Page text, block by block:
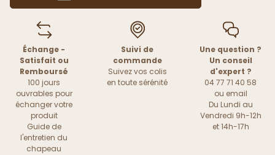
Échange -
Satisfait ou
Remboursé
100 jours
ouvrables pour
échanger votre
produit
Guide de
l'entretien du
chapeau
Suivi de
commande
Suivez vos colis
en toute sérénité
Une question ?
Un conseil
d'expert ?
04 77 71 40 58
ou email
Du Lundi au
Vendredi 9h-12h
et 14h-17h